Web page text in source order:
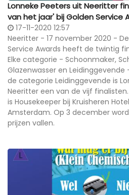
Lonneke Peeters uit Neeritter
van het jaar' bij Golden Service
17-11-2020 12:57
Neeritter - 17 november 2020 -
Service Awards heeft de twintig
Elke categorie - Schoonmaker,
Glazenwasser en
de categorie Leidinggevende is
Neeritter een van de vijf
is Housekeeper bij Kruisheren
Amsterdam. Op 3 december
prijzen vallen.